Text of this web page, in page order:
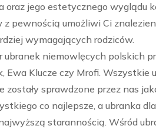
oraz jego estetycznego wyglądu
pewnością umożliwi Ci
wymagających rodziców.
niemowlęcych polskich
Klucze czy Mrofi.
sprawdzone przez nas
co najlepsze, a ubranka
starannością. Wśród